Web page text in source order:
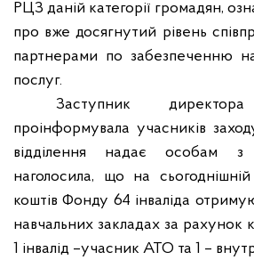
РЦЗ даній категорії громадян,
про вже досягнутий рівень
партнерами по забезпеченню
послуг.
Заступник
проінформувала учасників
відділення надає особам з
наголосила, що на
коштів Фонду 64 інваліда
навчальних закладах за рахунок
1 інвалід –учасник АТО та 1 –